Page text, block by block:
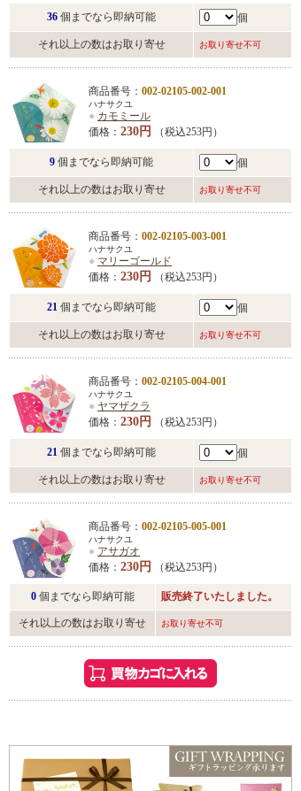
36 個までなら即納可能 個
それ以上の数はお取り寄せ お取り寄せ不可
商品番号： 002-02105-002-001
ハナサクユ
● カモミール
価格： 230円 （税込253円）
9 個までなら即納可能 個
それ以上の数はお取り寄せ お取り寄せ不可
商品番号： 002-02105-003-001
ハナサクユ
● マリーゴールド
価格： 230円 （税込253円）
21 個までなら即納可能 個
それ以上の数はお取り寄せ お取り寄せ不可
商品番号： 002-02105-004-001
ハナサクユ
● ヤマザクラ
価格： 230円 （税込253円）
21 個までなら即納可能 個
それ以上の数はお取り寄せ お取り寄せ不可
商品番号： 002-02105-005-001
ハナサクユ
● アサガオ
価格： 230円 （税込253円）
0 個までなら即納可能 販売終了いたしました。
それ以上の数はお取り寄せ お取り寄せ不可